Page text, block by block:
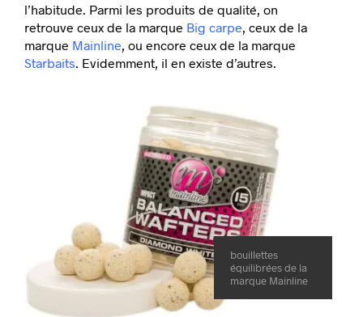
l’habitude. Parmi les produits de qualité, on
retrouve ceux de la marque Big carpe, ceux de la
marque Mainline, ou encore ceux de la marque
Starbaits. Evidemment, il en existe d’autres.
bouillettes
équilibrées de la
marque Mainline